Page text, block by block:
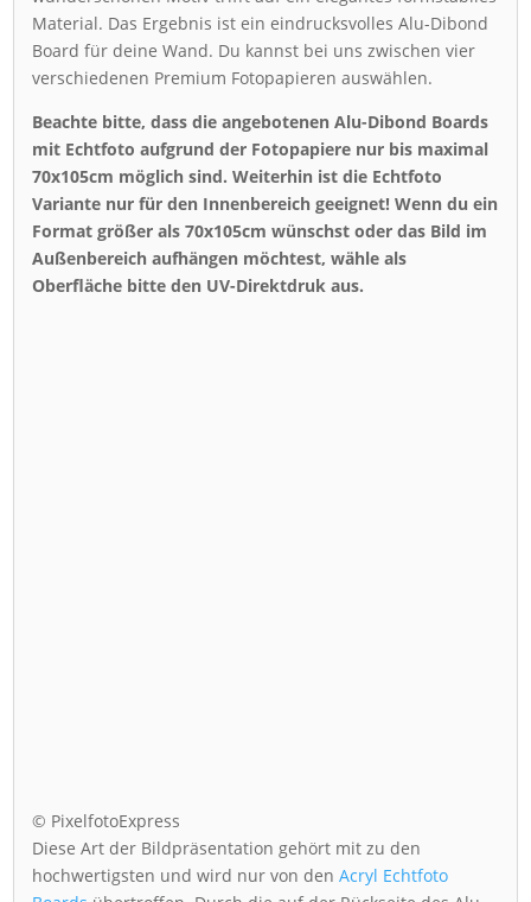
Material. Das Ergebnis ist ein eindrucksvolles Alu-Dibond
Board für deine Wand. Du kannst bei uns zwischen vier
verschiedenen Premium Fotopapieren auswählen.
Beachte bitte, dass die angebotenen Alu-Dibond Boards
mit Echtfoto aufgrund der Fotopapiere nur bis maximal
70x105cm möglich sind. Weiterhin ist die Echtfoto
Variante nur für den Innenbereich geeignet! Wenn du ein
Format größer als 70x105cm wünschst oder das Bild im
Außenbereich aufhängen möchtest, wähle als
Oberfläche bitte den UV-Direktdruk aus.
© PixelfotoExpress
Diese Art der Bildpräsentation gehört mit zu den
hochwertigsten und wird nur von denAcryl Echtfoto